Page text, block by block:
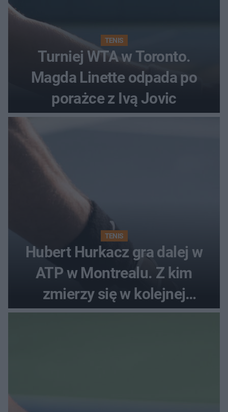
TENIS
Turniej WTA w Toronto.
Magda Linette odpada po
porażce z Ivą Jovic
TENIS
Hubert Hurkacz gra dalej w
ATP w Montrealu. Z kim
zmierzy się w kolejnej
rundzie?